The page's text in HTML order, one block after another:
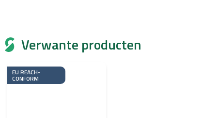
Verwante producten
EU REACH-
CONFORM